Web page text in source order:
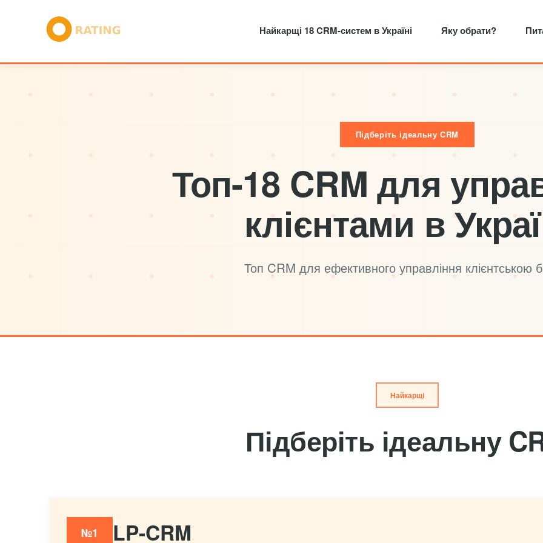
Найкарщі 18 CRM-систем в Україні Яку обрати?
Підберіть ідеальну CRM
Топ-18 CRM для
клієнтами в
Топ CRM для ефективного управління клієнтською
Найкарщі
Підберіть ідеальну
№1 LP-CRM